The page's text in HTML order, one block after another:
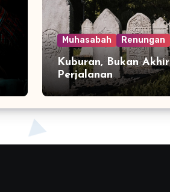
Muhasabah Renungan
Kuburan, Bukan Akhir
Perjalanan